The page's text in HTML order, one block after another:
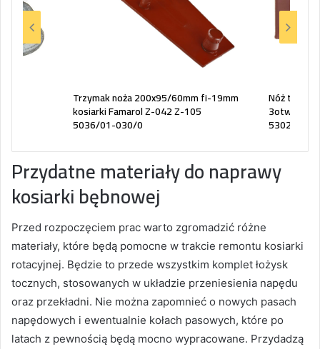
Trzymak noża 200x95/60mm fi-19mm
kosiarki Famarol Z-042 Z-105
5036/01-030/0
Nóż tnący
Przydatne materiały do naprawy
kosiarki bębnowej
Przed rozpoczęciem prac warto zgromadzić różne
materiały, które będą pomocne w trakcie remontu kosiarki
rotacyjnej. Będzie to przede wszystkim komplet łożysk
tocznych, stosowanych w układzie przeniesienia napędu
oraz przekładni. Nie można zapomnieć o nowych pasach
napędowych i ewentualnie kołach pasowych, które po
latach z pewnością będą mocno wypracowane. Przydadzą